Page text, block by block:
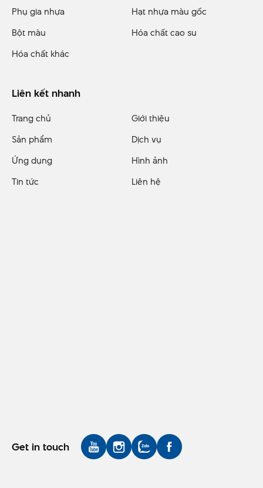
Phụ gia nhựa
Hạt nhựa màu gốc
Bột màu
Hóa chất cao su
Hóa chất khác
Liên kết nhanh
Trang chủ
Giới thiệu
Sản phẩm
Dịch vụ
Ứng dụng
Hình ảnh
Tin tức
Liên hệ
Get in touch